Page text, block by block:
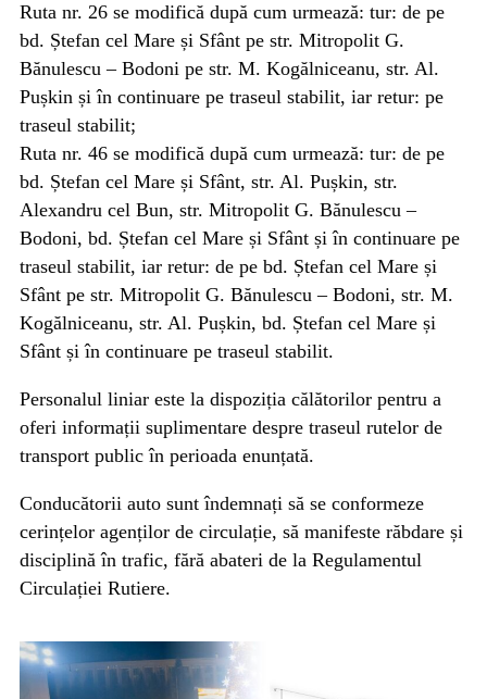
Ruta nr. 26 se modifică după cum urmează: tur: de pe
bd. Ștefan cel Mare și Sfânt pe str. Mitropolit G.
Bănulescu – Bodoni pe str. M. Kogălniceanu, str. Al.
Pușkin și în continuare pe traseul stabilit, iar retur: pe
traseul stabilit;
Ruta nr. 46 se modifică după cum urmează: tur: de pe
bd. Ștefan cel Mare și Sfânt, str. Al. Pușkin, str.
Alexandru cel Bun, str. Mitropolit G. Bănulescu –
Bodoni, bd. Ștefan cel Mare și Sfânt și în continuare pe
traseul stabilit, iar retur: de pe bd. Ștefan cel Mare și
Sfânt pe str. Mitropolit G. Bănulescu – Bodoni, str. M.
Kogălniceanu, str. Al. Pușkin, bd. Ștefan cel Mare și
Sfânt și în continuare pe traseul stabilit.
Personalul liniar este la dispoziția călătorilor pentru a
oferi informații suplimentare despre traseul rutelor de
transport public în perioada enunțată.
Conducătorii auto sunt îndemnați să se conformeze
cerințelor agenților de circulație, să manifeste răbdare și
disciplină în trafic, fără abateri de la Regulamentul
Circulației Rutiere.